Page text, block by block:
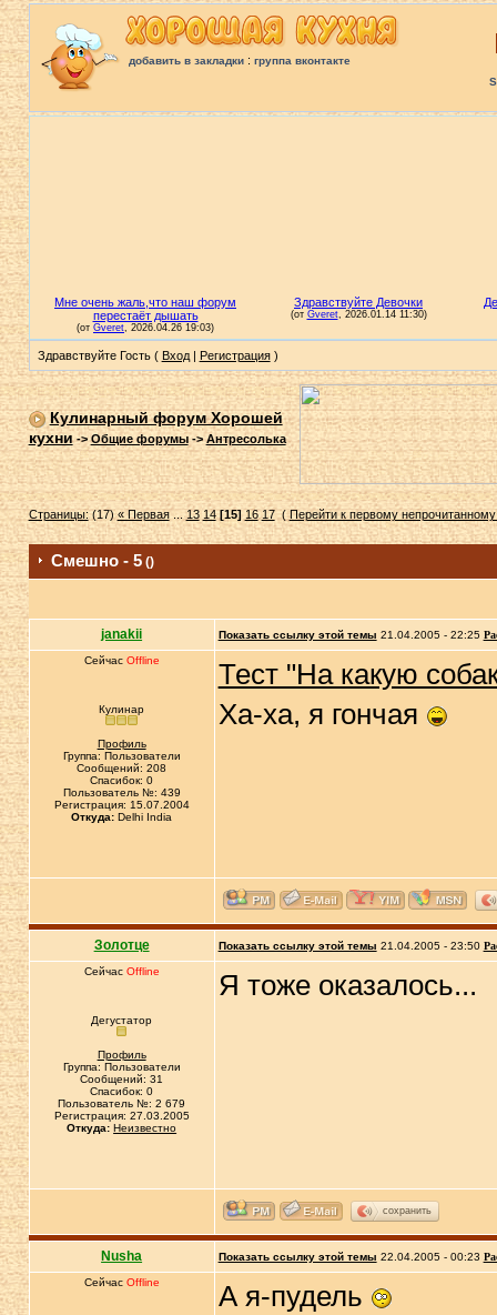
добавить в закладки: группа вконтакте
Здравствуйте Гость ( Вход| Регистрация)
Кулинарный форум Хорошей
кухни->Общие форумы-> Антресолька
Страницы:(17)« Первая...13 14 [15] 16 17(Перейти к первому
Смешно - 5()
janakii Показать ссылку этой темы 21.04.2005 - 22:25
Сейчас Offline
Кулинар
Профиль
Группа: Пользователи
Сообщений: 208
Спасибок: 0
Пользователь №: 439
Регистрация: 15.07.2004
Откуда: Delhi India
Тест "На какую
Ха-ха, я гончая
Золотце Показать ссылку этой темы 21.04.2005 - 23:50
Сейчас Offline
Дегустатор
Профиль
Группа: Пользователи
Сообщений: 31
Спасибок: 0
Пользователь №: 2 679
Регистрация: 27.03.2005
Откуда: Неизвестно
Я тоже оказалось...
сохранить
Nusha Показать ссылку этой темы 22.04.2005 - 00:23
Сейчас Offline А я-пудель